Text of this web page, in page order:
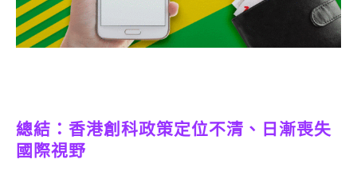
總結：香港創科政策定位不清、日漸喪失
國際視野